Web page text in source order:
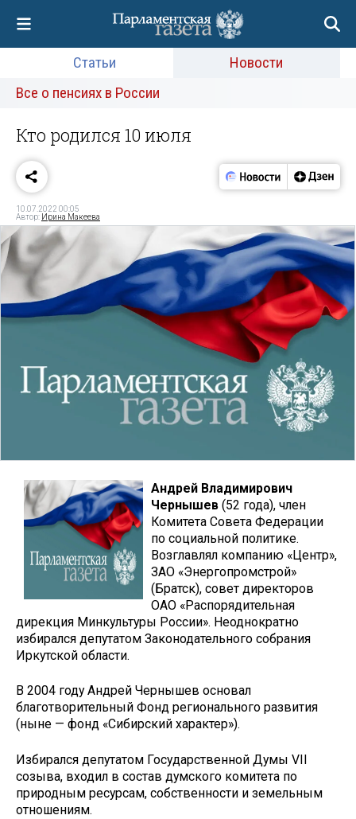
Статьи
Новости
Все о пенсиях в России
Кто родился 10 июля
10.07.2022 00:05
Автор: Ирина Макеева
Андрей Владимирович
Чернышев (52 года), член
Комитета Совета Федерации
по социальной политике.
Возглавлял компанию «Центр»,
ЗАО «Энергопромстрой»
(Братск), совет директоров
ОАО «Распорядительная
дирекция Минкультуры России». Неоднократно
избирался депутатом Законодательного собрания
Иркутской области.
В 2004 году Андрей Чернышев основал
благотворительный Фонд регионального развития
(ныне — фонд «Сибирский характер»).
Избирался депутатом Государственной Думы VII
созыва, входил в состав думского комитета по
природным ресурсам, собственности и земельным
отношениям.